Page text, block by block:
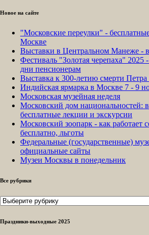
Новое на сайте
"Московские переулки" -
Москве
Выставки в Центральном Манеже -
Фестиваль "Золотая черепаха" 2025
дни пенсионерам
Выставка к 300-летию смерти
Индийская ярмарка в Москве 7 - 9
Московская музейная неделя
Московский дом национальностей:
бесплатные лекции и экскурсии
Московский зоопарк - как работает
бесплатно, льготы
Федеральные (государственные)
официальные сайты
Музеи Москвы в понедельник
Все рубрики
Все
Праздники-выходные 2025